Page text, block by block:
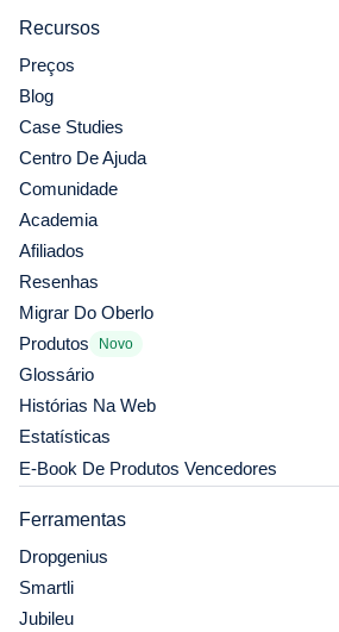
Recursos
Preços
Blog
Case Studies
Centro De Ajuda
Comunidade
Academia
Afiliados
Resenhas
Migrar Do Oberlo
Produtos
Novo
Glossário
Histórias Na Web
Estatísticas
E-Book De Produtos Vencedores
Ferramentas
Dropgenius
Smartli
Jubileu